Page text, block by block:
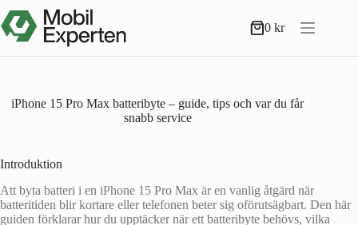
till
innehåll
Varukorg
0kr
iPhone 15 Pro Max batteribyte – guide, tips och var du får
snabb service
Introduktion
Att byta batteri i en iPhone 15 Pro Max är en vanlig åtgärd när
batteritiden blir kortare eller telefonen beter sig oförutsägbart. Den här
guiden förklarar hur du upptäcker när ett batteribyte behövs, vilka